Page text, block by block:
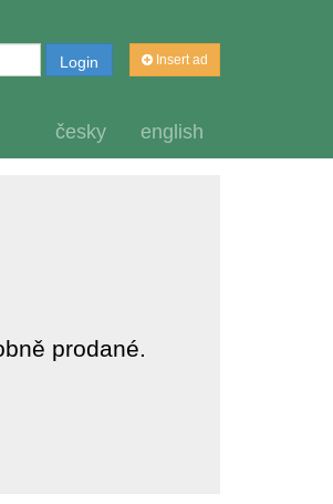
Insert ad
Login
česky english
prodané.